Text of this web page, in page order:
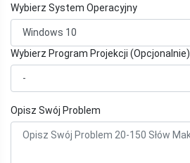
Wybierz System Operacyjny
Wybierz Program Projekcji (Opcjonalnie)
Opisz Swój Problem